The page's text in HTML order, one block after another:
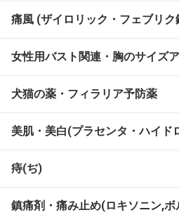
痛風 (ザイロリック・フェブリ
女性用バスト関連・胸のサイズ
犬猫の薬・フィラリア予防薬
美肌・美白(プラセンタ・ハイド
痔(ぢ)
鎮痛剤・痛み止め(ロキソニン,